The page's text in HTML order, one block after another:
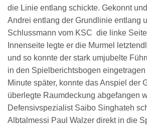
die Linie entlang schickte. Gekonnt
Andrei entlang der Grundlinie entlang
Schlussmann vom KSC die linke
Innenseite legte er die Murmel
und so konnte der stark umjubelte
in den Spielberichtsbogen
Minute später, konnte das Anspiel der
überlegte Raumdeckung abgefangen
Defensivspezialist Saibo Singhateh
Albtalmessi Paul Walzer direkt in die